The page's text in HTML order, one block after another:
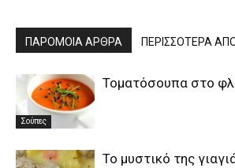
ΠΑΡΟΜΟΙΑ ΑΡΘΡΑ ΠΕΡΙΣΣΟΤΕΡΑ
Σούπες
Τοματόσουπα στο
To μυστικό της